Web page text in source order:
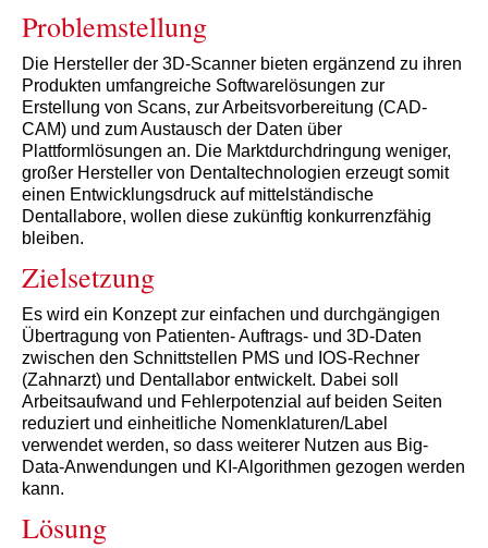
Problemstellung
Die Hersteller der 3D-Scanner bieten ergänzend zu ihren
Produkten umfangreiche Softwarelösungen zur
Erstellung von Scans, zur Arbeitsvorbereitung (CAD-
CAM) und zum Austausch der Daten über
Plattformlösungen an. Die Marktdurchdringung weniger,
großer Hersteller von Dentaltechnologien erzeugt somit
einen Entwicklungsdruck auf mittelständische
Dentallabore, wollen diese zukünftig konkurrenzfähig
bleiben.
Zielsetzung
Es wird ein Konzept zur einfachen und durchgängigen
Übertragung von Patienten- Auftrags- und 3D-Daten
zwischen den Schnittstellen PMS und IOS-Rechner
(Zahnarzt) und Dentallabor entwickelt. Dabei soll
Arbeitsaufwand und Fehlerpotenzial auf beiden Seiten
reduziert und einheitliche Nomenklaturen/Label
verwendet werden, so dass weiterer Nutzen aus Big-
Data-Anwendungen und KI-Algorithmen gezogen werden
kann.
Lösung